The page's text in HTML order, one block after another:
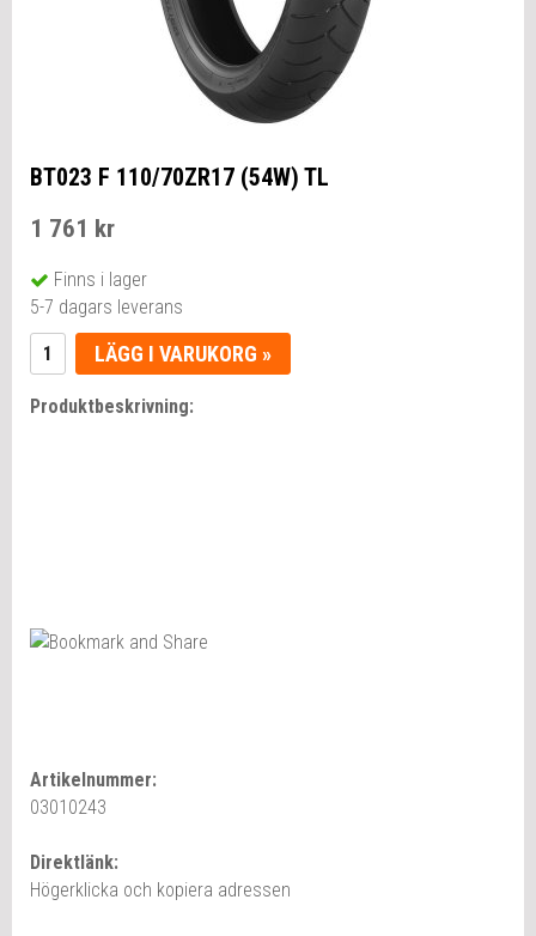
BT023 F 110/70ZR17 (54W) TL
1 761 kr
Finns i lager
5-7 dagars leverans
LÄGG I VARUKORG »
Produktbeskrivning:
Artikelnummer:
03010243
Direktlänk:
Högerklicka och kopiera adressen